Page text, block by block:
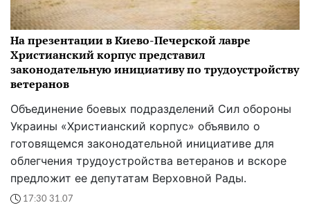
На презентации в Киево-Печерской лавре
Христианский корпус представил
законодательную инициативу по трудоустройству
ветеранов
Объединение боевых подразделений Сил обороны
Украины «Христианский корпус» объявило о
готовящемся законодательной инициативе для
облегчения трудоустройства ветеранов и вскоре
предложит ее депутатам Верховной Рады.
17:30 31.07